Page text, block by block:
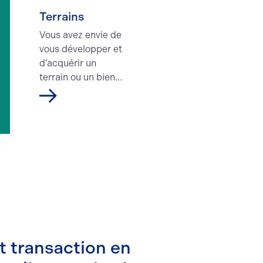
Terrains
Vous avez envie de
vous développer et
d’acquérir un
terrain ou un bien
immobilier sur
l'Agglomération
transaction en